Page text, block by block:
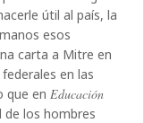
útil al país, la
esos
carta a Mitre en
en las
que enEducación
de los hombres